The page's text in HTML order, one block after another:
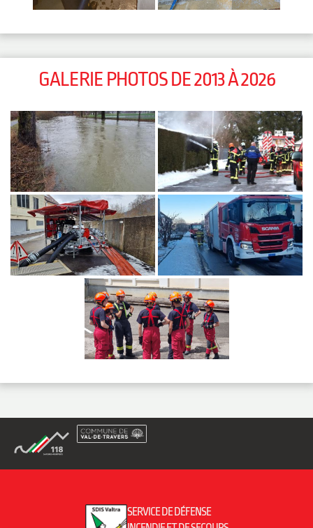
GALERIE PHOTOS DE 2013 À 2026
SERVICE DE DÉFENSE